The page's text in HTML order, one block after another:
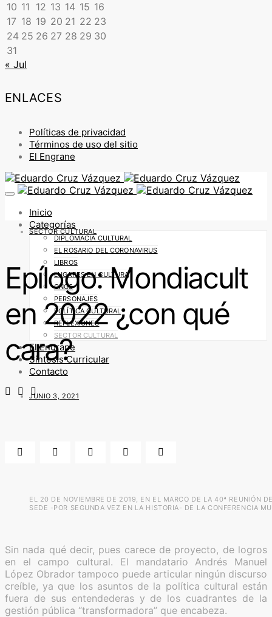
10 11 12 13 14 15 16
17 18 19 20 21 22 23
24 25 26 27 28 29 30
31
« Jul
ENLACES
Políticas de privacidad
Términos de uso del sitio
El Engrane
Inicio
Categorías
DIPLOMACIA CULTURAL
EL ROSARIO DEL CORONAVIRUS
LIBROS
LUGARES EN CULTURA
ONGS
PERSONAJES
POLÍTICA CULTURAL
REFLEXIONES
SECTOR CULTURAL
El Engrane
Síntesis Curricular
Contacto
SECTOR CULTURAL
Epílogo: Mondiacult
en 2022 ¿con qué
cara?
JUNIO 3, 2021
EL 20 DE NOVIEMBRE DE 2019, EN EL MARCO DE LA 40ª REUNIÓN
SEDE -POR SEGUNDA VEZ EN LA HISTORIA- DE LA CONFERENCIA
Sin nada qué decir, pues carece de proyecto, de logros
en el campo cultural. El mandatario Andrés Manuel
López Obrador tampoco puede articular ningún discurso
creíble, ya que los asuntos de la política cultural están
fuera de sus entendederas y de los cuadrantes de la
gestión pública “transformadora” que encabeza.